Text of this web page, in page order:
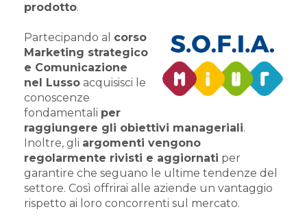
prodotto.
Partecipando al corso
Marketing strategico
e Comunicazione
nel Lusso acquisisci le
conoscenze
fondamentali per
raggiungere gli obiettivi manageriali.
Inoltre, gli argomenti vengono
regolarmente rivisti e aggiornati per
garantire che seguano le ultime tendenze del
settore. Così offrirai alle aziende un vantaggio
rispetto ai loro concorrenti sul mercato.